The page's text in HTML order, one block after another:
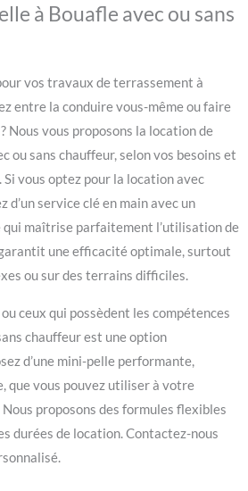
à Bouafle avec ou sans
vos travaux de terrassement à
entre la conduire vous-même ou faire
Nous vous proposons la location de
ou sans chauffeur, selon vos besoins et
vous optez pour la location avec
d’un service clé en main avec un
maîtrise parfaitement l’utilisation de
une efficacité optimale, surtout
ou sur des terrains difficiles.
ceux qui possèdent les compétences
chauffeur est une option
d’une mini-pelle performante,
que vous pouvez utiliser à votre
proposons des formules flexibles
durées de location. Contactez-nous